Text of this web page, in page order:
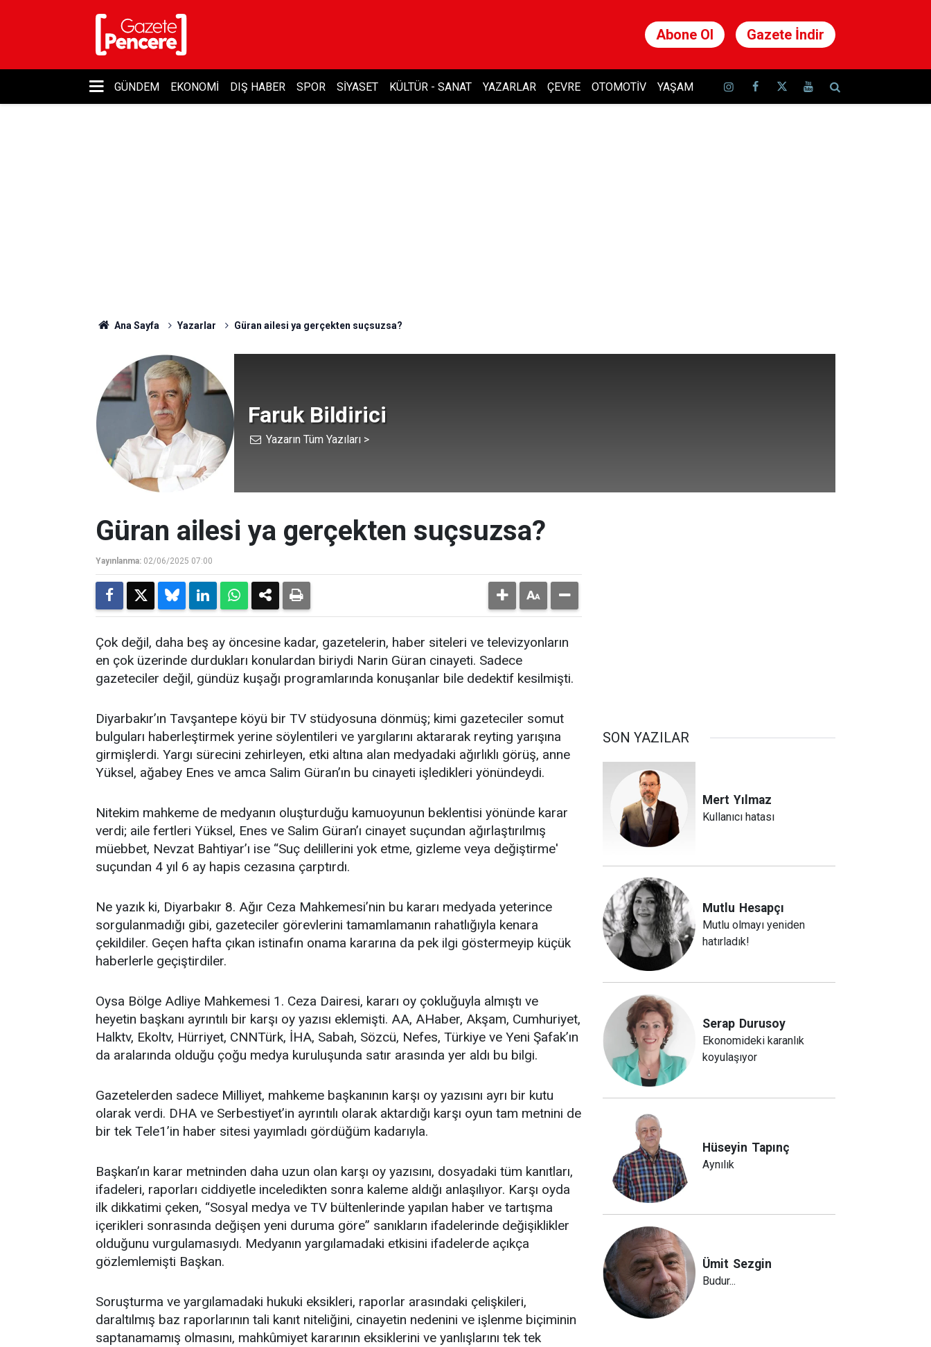
Abone Ol Gazete İndir
GÜNDEM EKONOMI DIŞ HABER SPOR SIYASET KÜLTÜR - SANAT YAZARLAR ÇEVRE OTOMOTIV YAŞAM
Ana Sayfa Yazarlar Güran ailesi ya gerçekten suçsuzsa?
Faruk Bildirici
Yazarın Tüm Yazıları >
Güran ailesi ya gerçekten suçsuzsa?
Yayınlanma: 02/06/2025 07:00
Çok değil, daha beş ay öncesine kadar, gazetelerin, haber siteleri ve televizyonların
en çok üzerinde durdukları konulardan biriydi Narin Güran cinayeti. Sadece
gazeteciler değil, gündüz kuşağı programlarında konuşanlar bile dedektif kesilmişti.
Diyarbakır’ın Tavşantepe köyü bir TV stüdyosuna dönmüş; kimi gazeteciler somut
bulguları haberleştirmek yerine söylentileri ve yargılarını aktararak reyting yarışına
girmişlerdi. Yargı sürecini zehirleyen, etki altına alan medyadaki ağırlıklı görüş, anne
Yüksel, ağabey Enes ve amca Salim Güran’ın bu cinayeti işledikleri yönündeydi.
Nitekim mahkeme de medyanın oluşturduğu kamuoyunun beklentisi yönünde karar
verdi; aile fertleri Yüksel, Enes ve Salim Güran’ı cinayet suçundan ağırlaştırılmış
müebbet, Nevzat Bahtiyar’ı ise “Suç delillerini yok etme, gizleme veya değiştirme'
suçundan 4 yıl 6 ay hapis cezasına çarptırdı.
Ne yazık ki, Diyarbakır 8. Ağır Ceza Mahkemesi’nin bu kararı medyada yeterince
sorgulanmadığı gibi, gazeteciler görevlerini tamamlamanın rahatlığıyla kenara
çekildiler. Geçen hafta çıkan istinafın onama kararına da pek ilgi göstermeyip küçük
haberlerle geçiştirdiler.
Oysa Bölge Adliye Mahkemesi 1. Ceza Dairesi, kararı oy çokluğuyla almıştı ve
heyetin başkanı ayrıntılı bir karşı oy yazısı eklemişti. AA, AHaber, Akşam, Cumhuriyet,
Halktv, Ekoltv, Hürriyet, CNNTürk, İHA, Sabah, Sözcü, Nefes, Türkiye ve Yeni Şafak’ın
da aralarında olduğu çoğu medya kuruluşunda satır arasında yer aldı bu bilgi.
Gazetelerden sadece Milliyet, mahkeme başkanının karşı oy yazısını ayrı bir kutu
olarak verdi. DHA ve Serbestiyet’in ayrıntılı olarak aktardığı karşı oyun tam metnini de
bir tek Tele1’in haber sitesi yayımladı gördüğüm kadarıyla.
Başkan’ın karar metninden daha uzun olan karşı oy yazısını, dosyadaki tüm kanıtları,
ifadeleri, raporları ciddiyetle inceledikten sonra kaleme aldığı anlaşılıyor. Karşı oyda
ilk dikkatimi çeken, “Sosyal medya ve TV bültenlerinde yapılan haber ve tartışma
içerikleri sonrasında değişen yeni duruma göre” sanıkların ifadelerinde değişiklikler
olduğunu vurgulamasıydı. Medyanın yargılamadaki etkisini ifadelerde açıkça
gözlemlemişti Başkan.
Soruşturma ve yargılamadaki hukuki eksikleri, raporlar arasındaki çelişkileri,
daraltılmış baz raporlarının tali kanıt niteliğini, cinayetin nedenini ve işlenme biçiminin
saptanamamış olmasını, mahkûmiyet kararının eksiklerini ve yanlışlarını tek tek
SON YAZILAR
Mert Yılmaz
Kullanıcı hatası
Mutlu Hesapçı
Mutlu olmayı yeniden
hatırladık!
Serap Durusoy
Ekonomideki karanlık
koyulaşıyor
Hüseyin Tapınç
Aynılık
Ümit Sezgin
Budur...